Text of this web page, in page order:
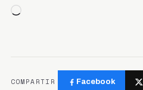
Cargando...
COMPARTIR Facebook